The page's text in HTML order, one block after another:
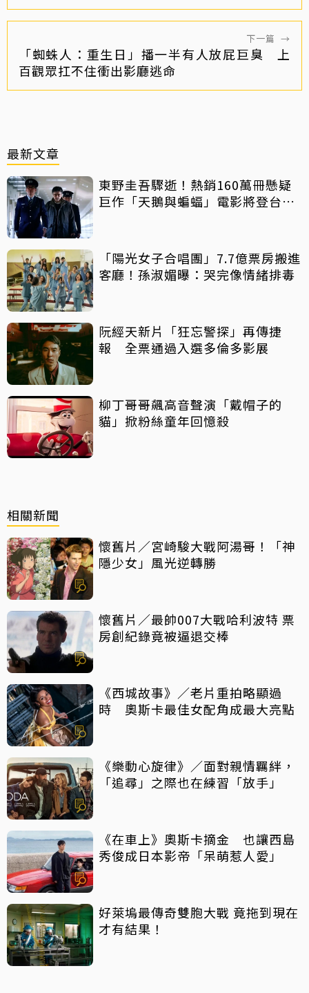
下一篇 →
「蜘蛛人：重生日」播一半有人放屁巨臭 上
百觀眾扛不住衝出影廳逃命
最新文章
東野圭吾驟逝！熱銷160萬冊懸疑
巨作「天鵝與蝙蝠」電影將登台上
「陽光女子合唱團」7.7億票房搬進
客廳！孫淑媚曝：哭完像情緒排毒
阮經天新片「狂忘警探」再傳捷
報 全票通過入選多倫多影展
柳丁哥哥飆高音聲演「戴帽子的
貓」掀粉絲童年回憶殺
相關新聞
懷舊片／宮崎駿大戰阿湯哥！「神
隱少女」風光逆轉勝
懷舊片／最帥007大戰哈利波特 票
房創紀錄竟被逼退交棒
《西城故事》／老片重拍略顯過
時 奧斯卡最佳女配角成最大亮點
《樂動心旋律》／面對親情羈絆，
「追尋」之際也在練習「放手」
《在車上》奧斯卡摘金 也讓西島
秀俊成日本影帝「呆萌惹人愛」
好萊塢最傳奇雙胞大戰 竟拖到現在
才有結果！